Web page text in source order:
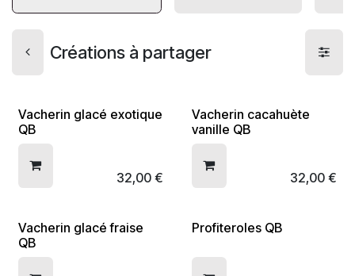
Créations à partager
Vacherin glacé exotique
QB
32,00 €
Vacherin cacahuète
vanille QB
32,00 €
Vacherin glacé fraise
QB
Profiteroles QB